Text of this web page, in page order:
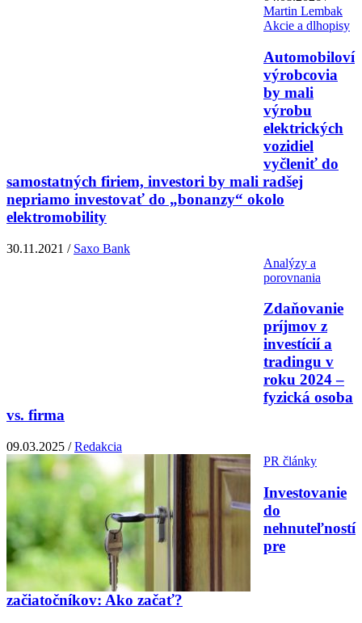
Martin Lembak
Akcie a dlhopisy
Automobiloví
výrobcovia
by mali
výrobu
elektrických
vozidiel
vyčleniť do
samostatných firiem, investori by mali radšej
nepriamo investovať do „bonanzy“ okolo
elektromobility
30.11.2021 / Saxo Bank
Analýzy a
porovnania
Zdaňovanie
príjmov z
investícií a
tradingu v
roku 2024 –
fyzická osoba
vs. firma
09.03.2025 /Redakcia
PR články
Investovanie
do
nehnuteľností
pre
začiatočníkov: Ako začať?